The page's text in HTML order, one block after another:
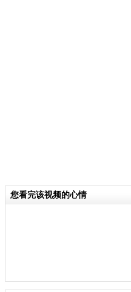
您看完该视频的心情